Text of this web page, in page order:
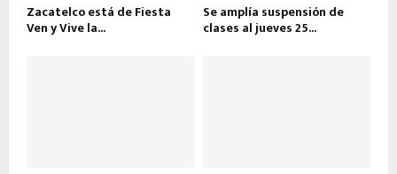
Zacatelco está de Fiesta
Ven y Vive la...
Se amplía suspensión de
clases al jueves 25...